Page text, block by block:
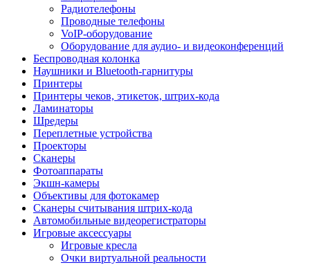
Радиотелефоны
Проводные телефоны
VoIP-оборудование
Оборудование для аудио- и видеоконференций
Беспроводная колонка
Наушники и Bluetooth-гарнитуры
Принтеры
Принтеры чеков, этикеток, штрих-кода
Ламинаторы
Шредеры
Переплетные устройства
Проекторы
Сканеры
Фотоаппараты
Экшн-камеры
Объективы для фотокамер
Сканеры считывания штрих-кода
Автомобильные видеорегистраторы
Игровые аксессуары
Игровые кресла
Очки виртуальной реальности